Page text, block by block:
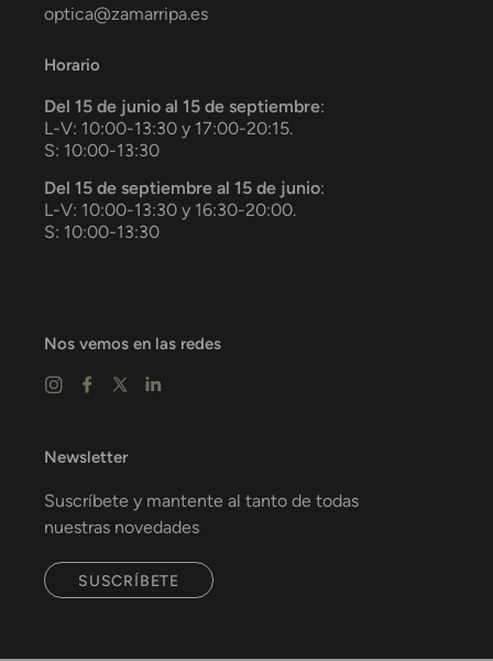
optica@zamarripa.es
Horario
Del 15 de junio al 15 de septiembre:
L-V: 10:00-13:30 y 17:00-20:15.
S: 10:00-13:30
Del 15 de septiembre al 15 de junio:
L-V: 10:00-13:30 y 16:30-20:00.
S: 10:00-13:30
Nos vemos en las redes
Newsletter
Suscríbete y mantente al tanto de todas
nuestras novedades
SUSCRÍBETE